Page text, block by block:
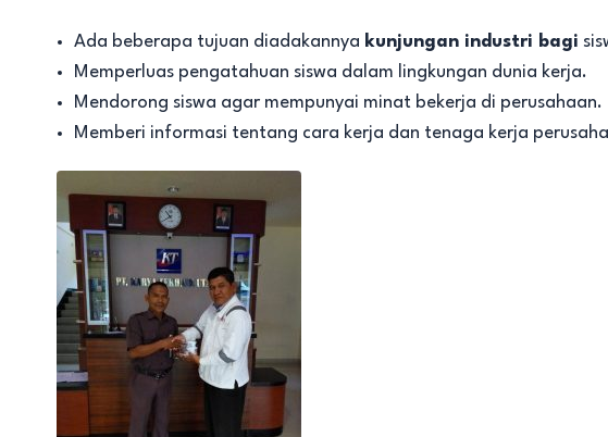
Ada beberapa tujuan diadakannya kunjungan industri bagi
Memperluas pengatahuan siswa dalam lingkungan dunia kerja.
Mendorong siswa agar mempunyai minat bekerja di perusahaan.
Memberi informasi tentang cara kerja dan tenaga kerja